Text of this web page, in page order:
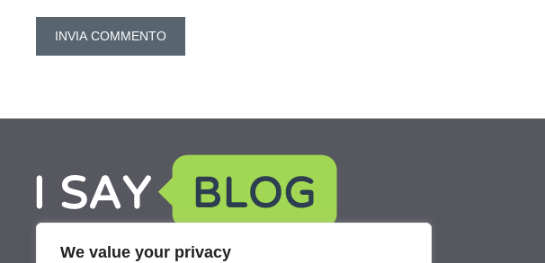
We value your privacy